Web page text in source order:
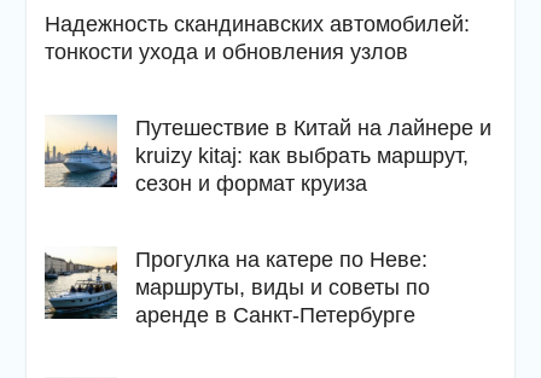
Надежность скандинавских автомобилей:
тонкости ухода и обновления узлов
Путешествие в Китай на лайнере и
kruizy kitaj: как выбрать маршрут,
сезон и формат круиза
Прогулка на катере по Неве:
маршруты, виды и советы по
аренде в Санкт-Петербурге